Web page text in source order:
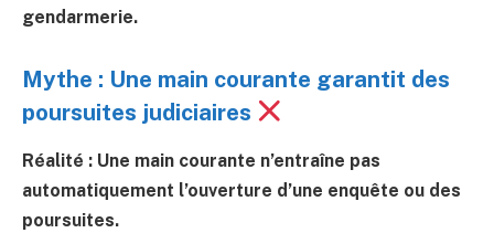
gendarmerie.
Mythe : Une main courante garantit des
poursuites judiciaires
Réalité : Une main courante n’entraîne pas
automatiquement l’ouverture d’une enquête ou des
poursuites.